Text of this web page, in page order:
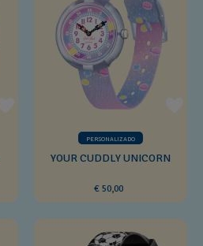
PERSONALIZADO
YOUR CUDDLY UNICORN
€ 50,00